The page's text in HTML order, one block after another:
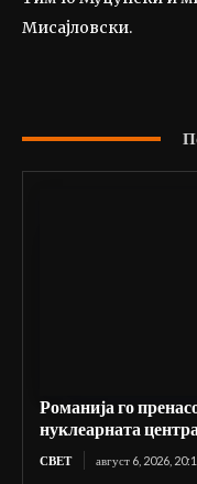
Мисајловски.
Романија го
нуклеарната
СВЕТ август 6, 2026,